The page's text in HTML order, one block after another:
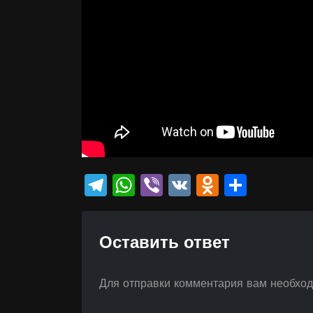
Telegram
WhatsApp
Viber
VK
Оставить ответ
Для отправки комментария вам